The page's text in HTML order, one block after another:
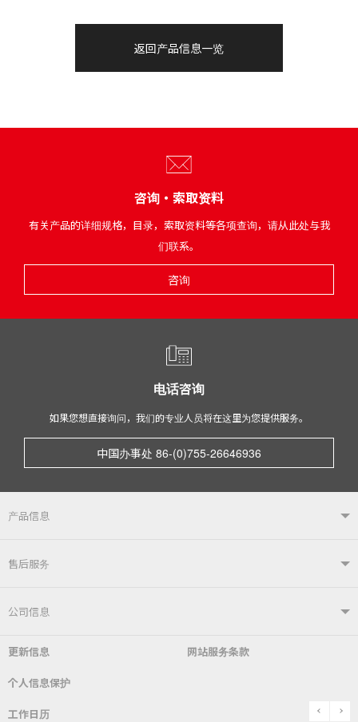
返回产品信息一览
咨询・索取资料
有关产品的详细规格，目录，索取资料等各项查询，请从此处与我
们联系。
咨询
电话咨询
如果您想直接询问，我们的专业人员将在这里为您提供服务。
中国办事处 86-(0)755-26646936
产品信息
产品信息TOP
自动焊接系统
自动送锡装置 焊嘴温度计／电烙铁综合测试仪
售后服务
售后服务TOP
常见问题 综合目录
公司信息
公司简介 社长致辞
更新信息 网站服务条款
个人信息保护
工作日历 prev